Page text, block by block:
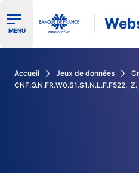
Ouvrir le menu de
MENU
Accueil Jeux de données